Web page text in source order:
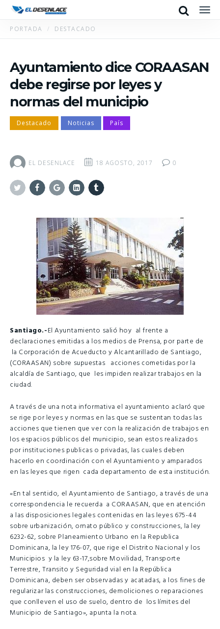
Search
PORTADA DESTACADO
Ayuntamiento dice CORAASAN
debe regirse por leyes y
normas del municipio
Destacado Noticias País
EL DESENLACE 18 AGOSTO, 2017 0
Santiago.-El Ayuntamiento salió hoy al frente a
declaraciones emitidas a los medios de Prensa, por parte de
la Corporación de Acueducto y Alcantarillado de Santiago,
(CORAASAN) sobre supuestas acciones cometidas por la
alcaldía de Santiago, que les impiden realizar trabajos en la
ciudad.
A través de una nota informativa el ayuntamiento aclaró que
se rige por leyes y normas en las que se sustentan todas las
acciones que tienen que ver con la realización de trabajos en
los espacios públicos del municipio, sean estos realizados
por instituciones publicas o privadas, las cuales deben
hacerlo en coordinación con el Ayuntamiento y amparados
en las leyes que rigen cada departamento de esta institución.
«En tal sentido, el Ayuntamiento de Santiago, a través de una
correspondencia le recuerda a CORAASAN, que en atención
a las disposiciones legales contenidas en las leyes 675-44
sobre urbanización, ornato público y construcciones, la ley
6232-62, sobre Planeamiento Urbano en la Republica
Dominicana, la ley 176-07, que rige el Distrito Nacional y los
Municipios y la ley 63-17,sobre Movilidad, Transporte
Terrestre, Transito y Seguridad vial en la República
Dominicana, deben ser observadas y acatadas, a los fines de
regularizar las construcciones, demoliciones o reparaciones
que conlleven el uso de suelo, dentro de los límites del
Municipio de Santiago», apunta la nota.